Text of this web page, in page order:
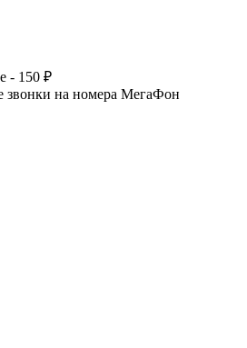
- 150 ₽
звонки на номера МегаФон